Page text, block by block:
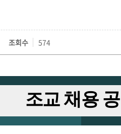
조회수 574
조교 채용